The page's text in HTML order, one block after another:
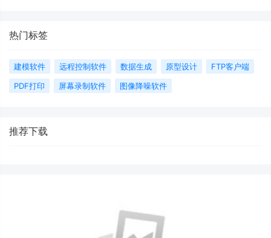
热门标签
建模软件 远程控制软件 数据生成 原型设计
FTP客户端
PDF打印
屏幕录制软件 图像降噪软件
推荐下载